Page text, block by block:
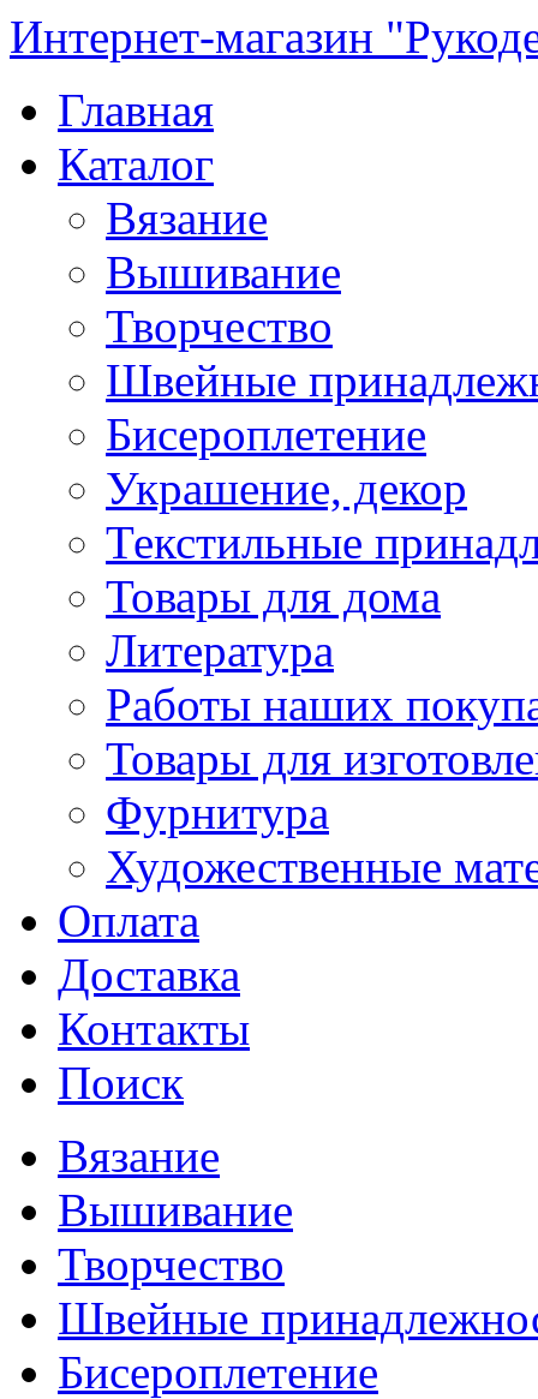
Интернет-магазин
Главная
Каталог
Вязание
Вышивание
Творчество
Швейные
Бисероплетение
Украшение, декор
Текстильные
Товары для дома
Литература
Работы наших
Товары для
Фурнитура
Художественные
Оплата
Доставка
Контакты
Поиск
Вязание
Вышивание
Творчество
Швейные
Бисероплетение